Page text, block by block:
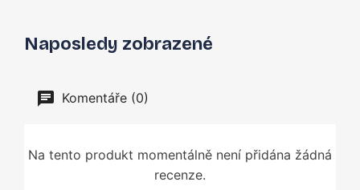
Naposledy zobrazené
Komentáře (0)
Na tento produkt momentálně není přidána žádná
recenze.